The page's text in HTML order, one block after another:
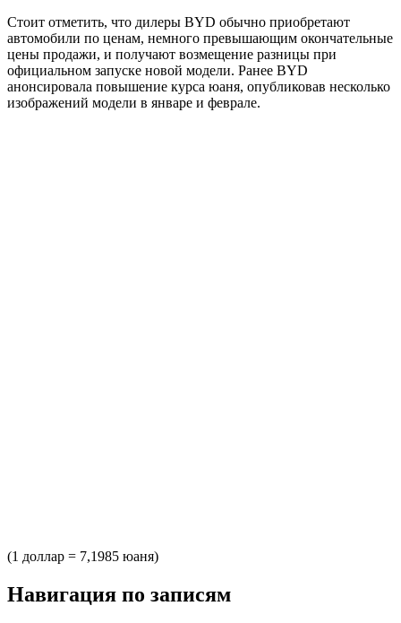
Стоит отметить, что дилеры BYD обычно приобретают
автомобили по ценам, немного превышающим окончательные
цены продажи, и получают возмещение разницы при
официальном запуске новой модели. Ранее BYD
анонсировала повышение курса юаня, опубликовав несколько
изображений модели в январе и феврале.
(1 доллар = 7,1985 юаня)
Навигация по записям